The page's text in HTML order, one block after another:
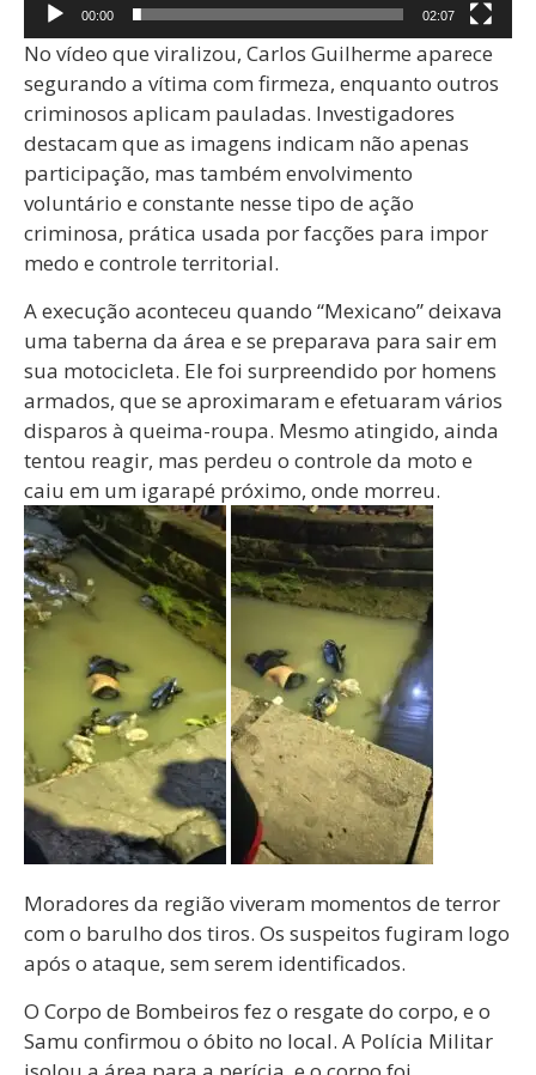
00:00 02:07
No vídeo que viralizou, Carlos Guilherme aparece
segurando a vítima com firmeza, enquanto outros
criminosos aplicam pauladas. Investigadores
destacam que as imagens indicam não apenas
participação, mas também envolvimento
voluntário e constante nesse tipo de ação
criminosa, prática usada por facções para impor
medo e controle territorial.
A execução aconteceu quando “Mexicano” deixava
uma taberna da área e se preparava para sair em
sua motocicleta. Ele foi surpreendido por homens
armados, que se aproximaram e efetuaram vários
disparos à queima-roupa. Mesmo atingido, ainda
tentou reagir, mas perdeu o controle da moto e
caiu em um igarapé próximo, onde morreu.
Moradores da região viveram momentos de terror
com o barulho dos tiros. Os suspeitos fugiram logo
após o ataque, sem serem identificados.
O Corpo de Bombeiros fez o resgate do corpo, e o
Samu confirmou o óbito no local. A Polícia Militar